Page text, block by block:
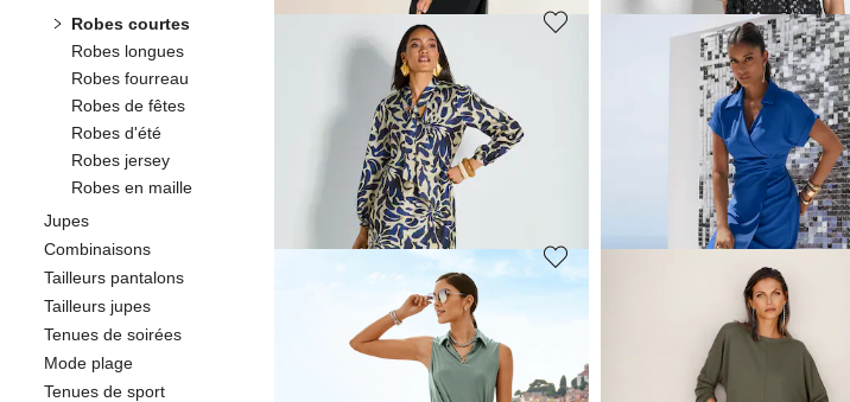
Robes courtes
Robes longues
Robes fourreau
Robes de fêtes
Robes d'été
Robes jersey
Robes en maille
Jupes
Combinaisons
Tailleurs pantalons
Tailleurs jupes
Tenues de soirées
Mode plage
Tenues de sport
MADELEINE
279,95 €
Meilleur prix sous 30 jours**: 239,95 €
MADELEINE
209,95 €
Meilleur prix sous 30 jours**: 139,95 €
MADELEINE
MADELEINE
209,95 €